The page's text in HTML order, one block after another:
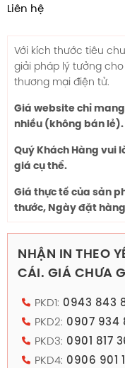
Liên hệ
Với kích thước tiêu
giải pháp lý tưởng
thương mại điện tử.
Giá website chỉ
nhiều (không bán lẻ).
Quý Khách Hàng vui
giá cụ thể.
Giá thực tế của sản
thước, Ngày đặt
NHẬN IN THEO
CÁI. GIÁ CHƯA
PKD1: 0943 843
PKD2: 0907 934
PKD3: 0901 817
PKD4: 0906 901